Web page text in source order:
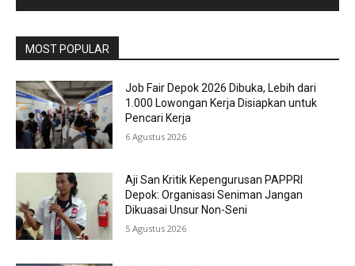
MOST POPULAR
Job Fair Depok 2026 Dibuka, Lebih dari
1.000 Lowongan Kerja Disiapkan untuk
Pencari Kerja
6 Agustus 2026
Aji San Kritik Kepengurusan PAPPRI
Depok: Organisasi Seniman Jangan
Dikuasai Unsur Non-Seni
5 Agustus 2026